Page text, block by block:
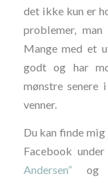
det ikke kun er
problemer,
Mange med et
godt og har
mønstre
venner.
Du kan finde
Facebook under
Andersen”og